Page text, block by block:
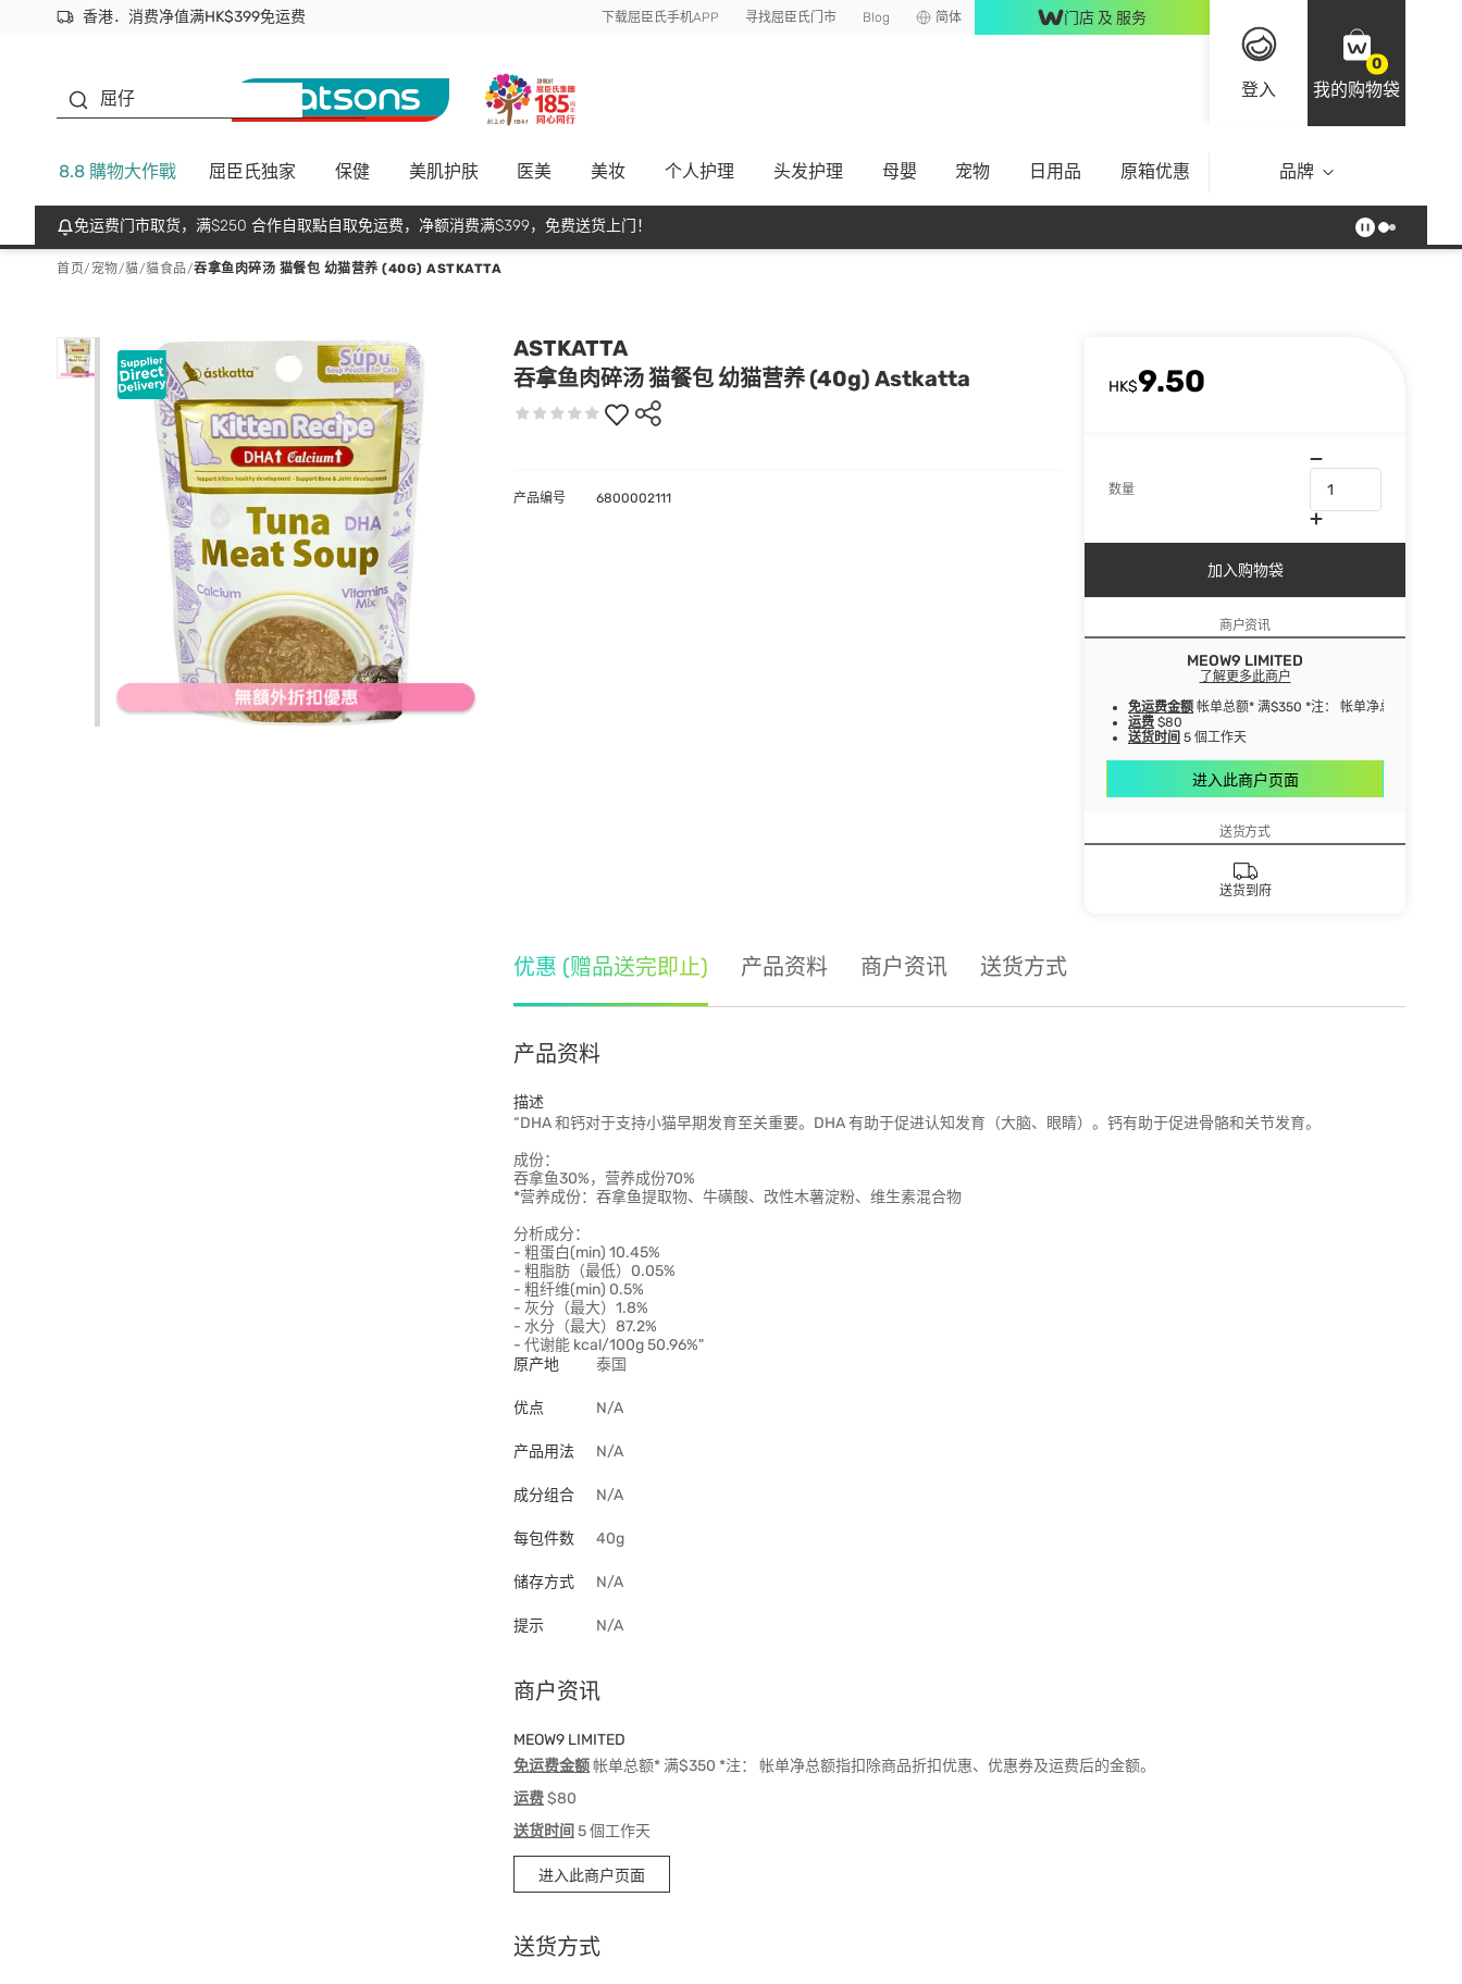
香港．消费净值满HK$399免运费
立即成为易赏钱会员尽享独家优惠
首次APP下单买满$450 输入 NEWAPP 即减$50 下载屈臣氏手机APP 寻找屈臣氏门市 Blog 简体 门店 及 服务
登入
0
我的购物袋
屈仔
8.8 購物大作戰 屈臣氏独家 保健 美肌护肤 医美 美妆 个人护理 头发护理 母嬰 宠物 日用品 原箱优惠 品牌
免运费门市取货，满$250 合作自取點自取免运费，净额消费满$399，免费送货上门！
首页/ 宠物/貓/貓食品/吞拿鱼肉碎汤 猫餐包 幼猫营养 (40G) ASTKATTA
ASTKATTA
吞拿鱼肉碎汤 猫餐包 幼猫营养 (40g) Astkatta
HK$9.50
数量
加入购物袋
商户资讯
MEOW9 LIMITED
了解更多此商户
免运费金额 帐单总额* 满$350 *注： 帐单净总额指扣除
运费 $80
送货时间 5 個工作天
进入此商户页面
送货方式
送货到府
产品编号 6800002111
优惠 (赠品送完即止) 产品资料 商户资讯 送货方式
产品资料
描述
“DHA 和钙对于支持小猫早期发育至关重要。DHA 有助于促进认知发育（大脑、眼睛）。钙有助于促进骨骼和关节发育。
成份：
吞拿鱼30%，营养成份70%
*营养成份：吞拿鱼提取物、牛磺酸、改性木薯淀粉、维生素混合物
分析成分：
- 粗蛋白(min) 10.45%
- 粗脂肪（最低）0.05%
- 粗纤维(min) 0.5%
- 灰分（最大）1.8%
- 水分（最大）87.2%
- 代谢能 kcal/100g 50.96%"
原产地
泰国
优点 N/A
产品用法 N/A
成分组合 N/A
每包件数 40g
储存方式 N/A
提示 N/A
商户资讯
MEOW9 LIMITED
免运费金额帐单总额* 满$350 *注： 帐单净总额指扣除商品折扣优惠、优惠券及运费后的金额。
运费$80
送货时间 5 個工作天
进入此商户页面
送货方式